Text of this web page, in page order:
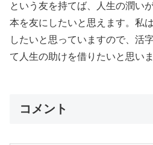
という友を持てば、人生の潤い
本を友にしたいと思えます。私
したいと思っていますので、活
て人生の助けを借りたいと思い
コメント